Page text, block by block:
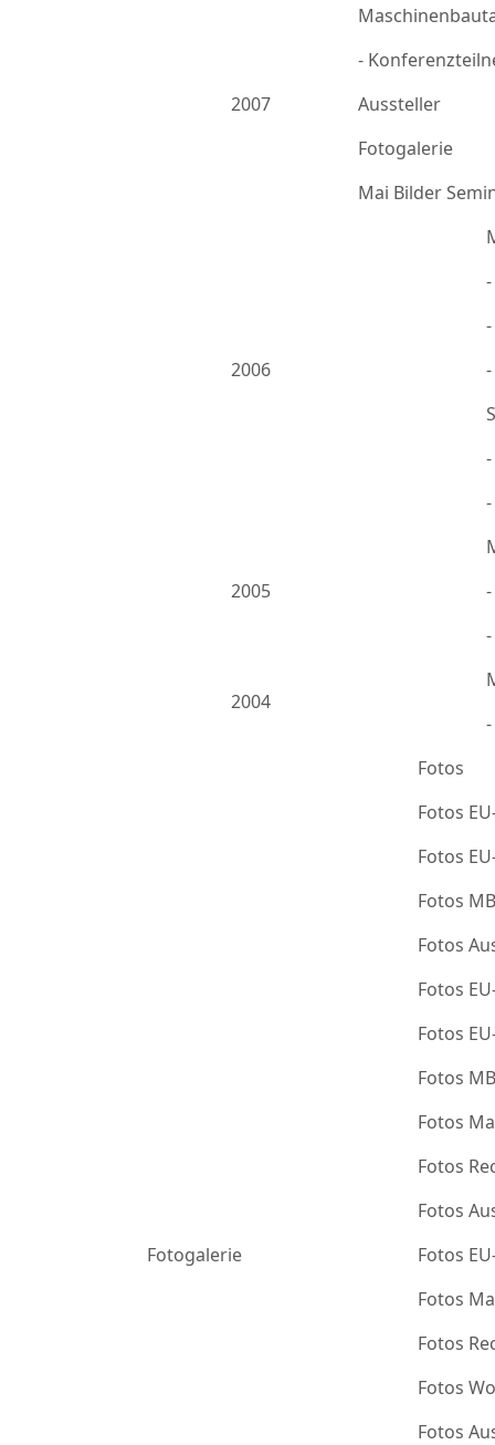
2007
-
Aussteller
Fotogalerie
Mai Bilder
2006
2005
2004
Fotogalerie
Fotos
Fotos
Fotos
Fotos
Fotos
Fotos
Fotos
Fotos
Fotos
Fotos
Fotos
Fotos
Fotos
Fotos
Fotos
Fotos